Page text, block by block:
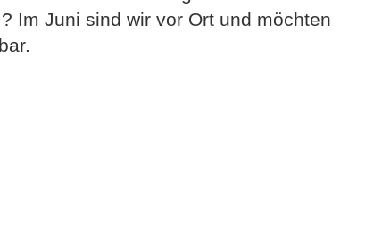
Im Juni sind wir vor Ort und möchten